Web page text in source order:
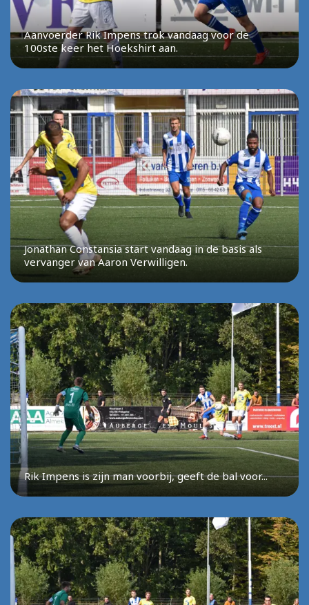
Aanvoerder Rik Impens trok vandaag voor de
100ste keer het Hoekshirt aan.
Jonathan Constansia start vandaag in de basis als
vervanger van Aaron Verwilligen.
Rik Impens is zijn man voorbij, geeft de bal voor...